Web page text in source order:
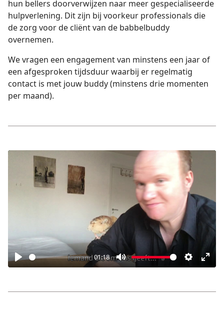
hun bellers doorverwijzen naar meer gespecialiseerde
hulpverlening. Dit zijn bij voorkeur professionals die
de zorg voor de cliënt van de babbelbuddy
overnemen.
We vragen een engagement van minstens een jaar of
een afgesproken tijdsduur waarbij er regelmatig
contact is met jouw buddy (minstens drie momenten
per maand).
Afspelen
01:18
Dempen